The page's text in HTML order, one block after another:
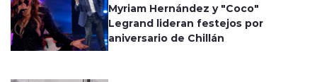
Myriam Hernández y "Coco"
Legrand lideran festejos por
aniversario de Chillán